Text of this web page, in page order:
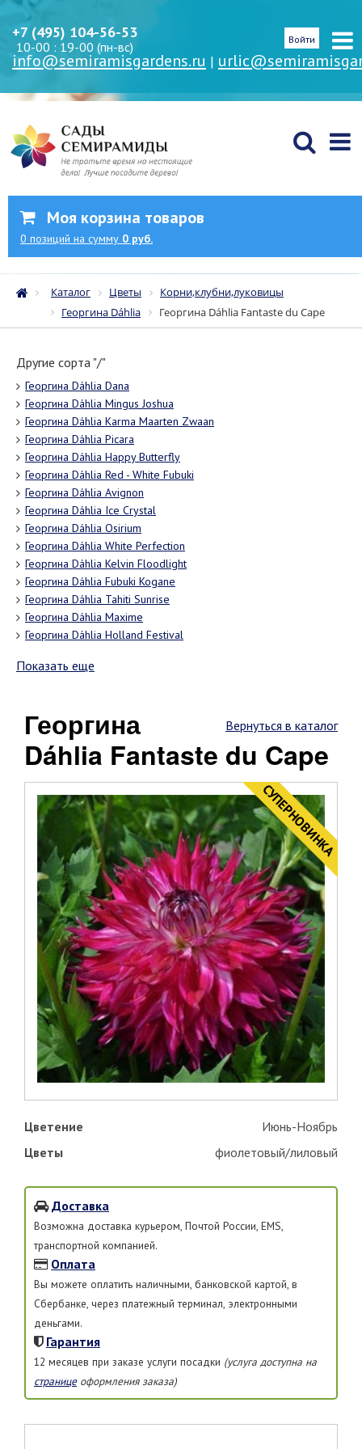
+7 (495) 104-56-53
10-00 : 19-00 (пн-вс)
info@semiramisgardens.ru |
Войти
Моя корзина товаров
0 позиций на сумму 0 руб.
Каталог Цветы
Корни,клубни,луковицы
Георгина Dáhlia
Георгина Dáhlia Fantaste du Cape
Другие сорта "/"
Георгина Dáhlia Dana
Георгина Dáhlia Mingus Joshua
Георгина Dáhlia Karma Maarten Zwaan
Георгина Dáhlia Picara
Георгина Dáhlia Happy Butterfly
Георгина Dáhlia Red - White Fubuki
Георгина Dáhlia Avignon
Георгина Dáhlia Ice Crystal
Георгина Dáhlia Osirium
Георгина Dáhlia White Perfection
Георгина Dáhlia Kelvin Floodlight
Георгина Dáhlia Fubuki Kogane
Георгина Dáhlia Tahiti Sunrise
Георгина Dáhlia Maxime
Георгина Dáhlia Holland Festival
Показать еще
Вернуться в каталог
Георгина
Dáhlia Fantaste du Cape
CУПЕРНОВИНКА
Цветение
Июнь-Ноябрь
Цветы
фиолетовый/лиловый
Доставка
Возможна доставка курьером, Почтой России, EMS,
транспортной компанией.
Оплата
Вы можете оплатить наличными, банковской картой, в
Сбербанке, через платежный терминал, электронными
деньгами.
Гарантия
12 месяцев при заказе услуги посадки (услуга доступна на
страницеоформления заказа)